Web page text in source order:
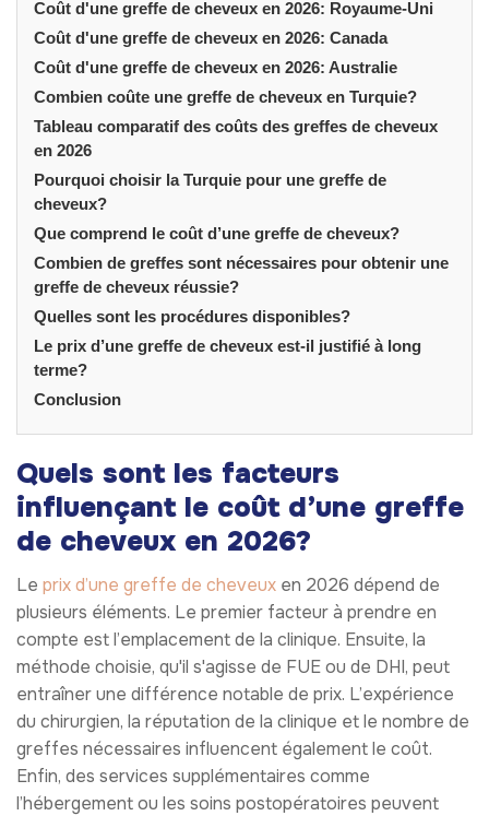
Coût d'une greffe de cheveux en 2026: Royaume-Uni
Coût d'une greffe de cheveux en 2026: Canada
Coût d'une greffe de cheveux en 2026: Australie
Combien coûte une greffe de cheveux en Turquie?
Tableau comparatif des coûts des greffes de cheveux
en 2026
Pourquoi choisir la Turquie pour une greffe de
cheveux?
Que comprend le coût d’une greffe de cheveux?
Combien de greffes sont nécessaires pour obtenir une
greffe de cheveux réussie?
Quelles sont les procédures disponibles?
Le prix d’une greffe de cheveux est-il justifié à long
terme?
Conclusion
Quels sont les facteurs
influençant le coût d’une greffe
de cheveux en 2026?
Le prix d’une greffe de cheveux en 2026 dépend de
plusieurs éléments. Le premier facteur à prendre en
compte est l’emplacement de la clinique. Ensuite, la
méthode choisie, qu'il s'agisse de FUE ou de DHI, peut
entraîner une différence notable de prix. L’expérience
du chirurgien, la réputation de la clinique et le nombre de
greffes nécessaires influencent également le coût.
Enfin, des services supplémentaires comme
l’hébergement ou les soins postopératoires peuvent